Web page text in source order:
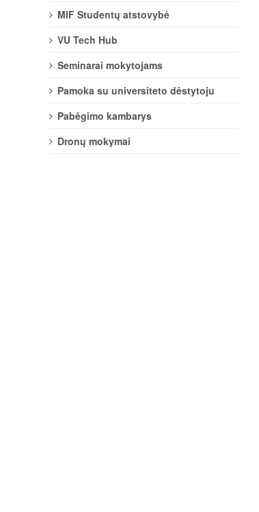
MIF Studentų atstovybė
VU Tech Hub
Seminarai mokytojams
Pamoka su universiteto dėstytoju
Pabėgimo kambarys
Dronų mokymai